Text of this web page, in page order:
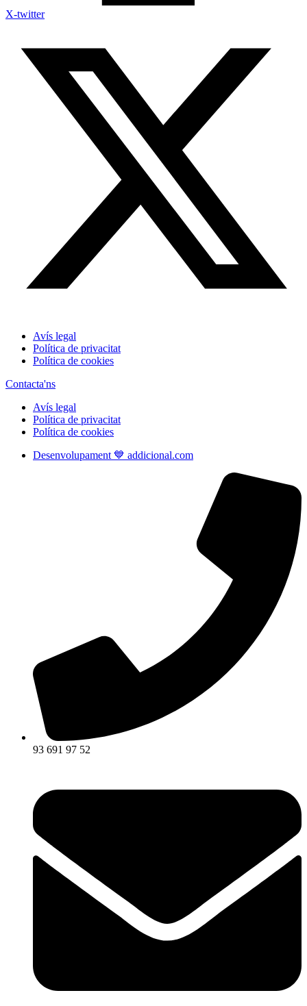
X-twitter
Avís legal
Política de privacitat
Política de cookies
Contacta'ns
Avís legal
Política de privacitat
Política de cookies
Desenvolupament 💙 addicional.com
93 691 97 52